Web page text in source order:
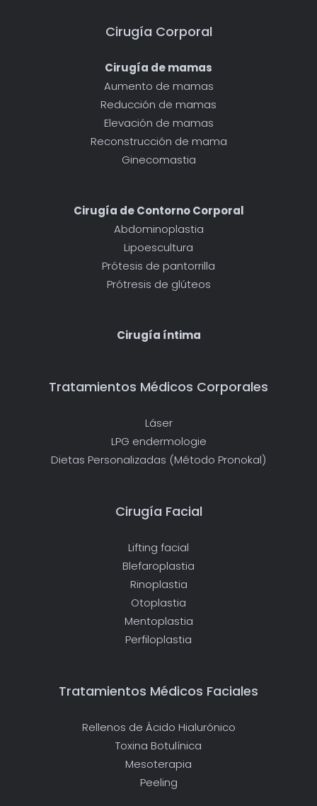
Cirugía Corporal
Cirugía de mamas
Aumento de mamas
Reducción de mamas
Elevación de mamas
Reconstrucción de mama
Ginecomastia
Cirugía de Contorno Corporal
Abdominoplastia
Lipoescultura
Prótesis de pantorrilla
Prótresis de glúteos
Cirugía íntima
Tratamientos Médicos Corporales
Láser
LPG endermologie
Dietas Personalizadas (Método Pronokal)
Cirugía Facial
Lifting facial
Blefaroplastia
Rinoplastia
Otoplastia
Mentoplastia
Perfiloplastia
Tratamientos Médicos Faciales
Rellenos de Ácido Hialurónico
Toxina Botulínica
Mesoterapia
Peeling